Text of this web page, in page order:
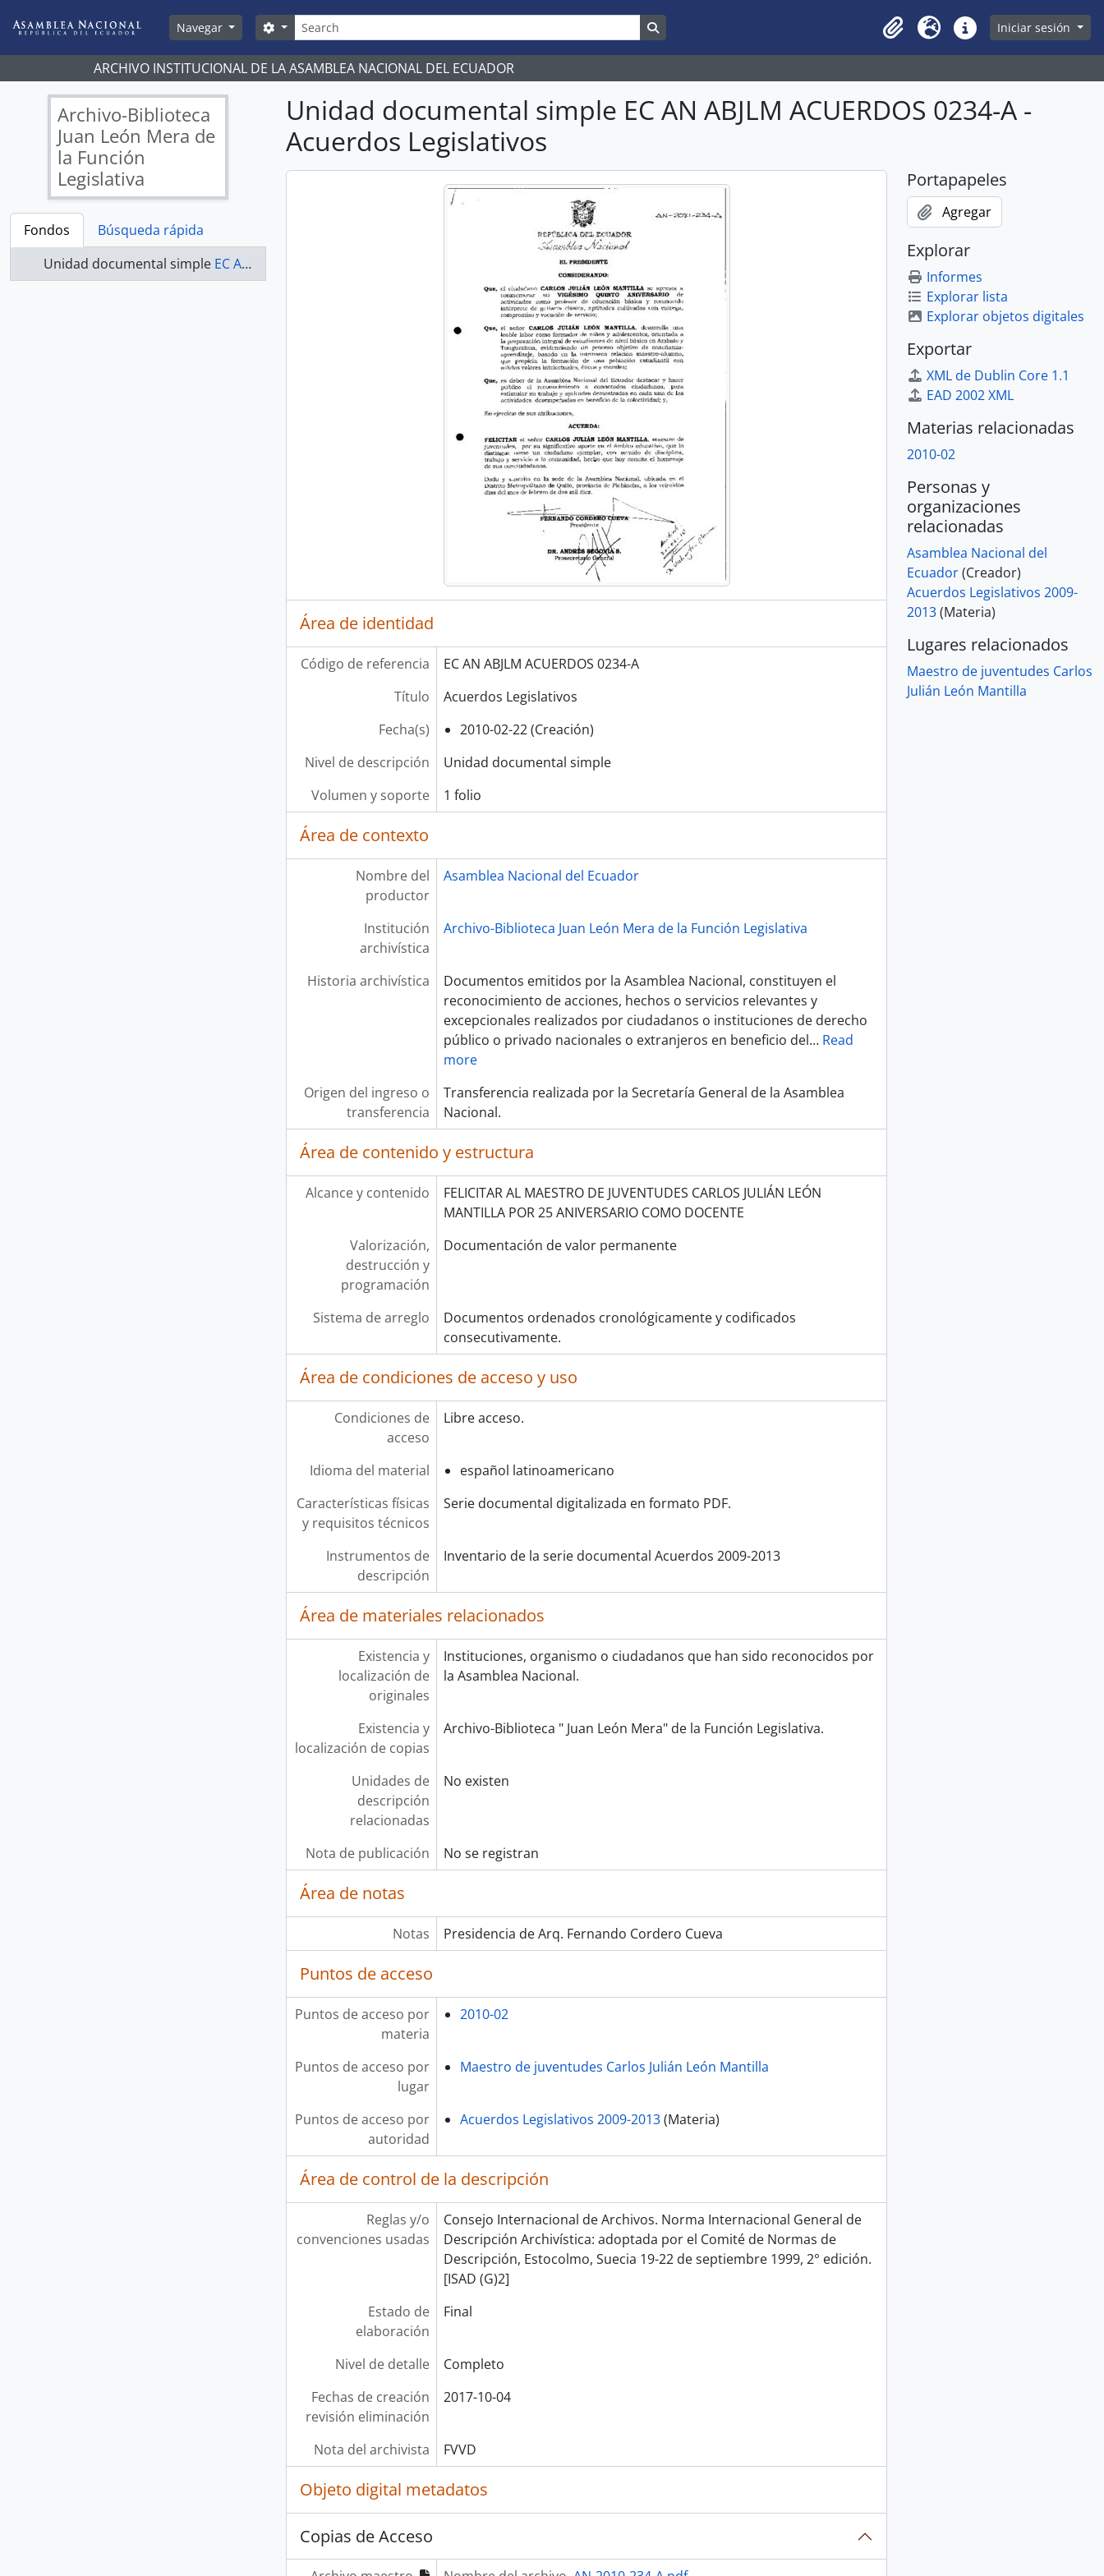
Navegar
Búsqueda
Search options
Clipboard
Idioma Enlaces rápidos
Iniciar sesión
ARCHIVO INSTITUCIONAL DE LA ASAMBLEA NACIONAL DEL ECUADOR
Archivo-Biblioteca
Juan León Mera de
la Función
Legislativa
Fondos
Búsqueda rápida
Unidad documental simple EC AN ABJLM ACUERDOS 0234-A - Acuerdos Legislativos
Unidad documental simple EC AN ABJLM ACUERDOS 0234-A -
Acuerdos Legislativos
Área de identidad
Código de referencia
EC AN ABJLM ACUERDOS 0234-A
Título
Acuerdos Legislativos
Fecha(s)
2010-02-22 (Creación)
Nivel de descripción
Unidad documental simple
Volumen y soporte
1 folio
Área de contexto
Nombre del
productor
Asamblea Nacional del Ecuador
Institución
archivística
Archivo-Biblioteca Juan León Mera de la Función Legislativa
Historia archivística
Documentos emitidos por la Asamblea Nacional, constituyen el
reconocimiento de acciones, hechos o servicios relevantes y
excepcionales realizados por ciudadanos o instituciones de derecho
público o privado nacionales o extranjeros en beneficio del… Read
more
Origen del ingreso o
transferencia
Transferencia realizada por la Secretaría General de la Asamblea
Nacional.
Área de contenido y estructura
Alcance y contenido
FELICITAR AL MAESTRO DE JUVENTUDES CARLOS JULIÁN LEÓN
MANTILLA POR 25 ANIVERSARIO COMO DOCENTE
Valorización,
destrucción y
programación
Documentación de valor permanente
Sistema de arreglo
Documentos ordenados cronológicamente y codificados
consecutivamente.
Área de condiciones de acceso y uso
Condiciones de
acceso
Libre acceso.
Idioma del material
español latinoamericano
Características físicas
y requisitos técnicos
Serie documental digitalizada en formato PDF.
Instrumentos de
descripción
Inventario de la serie documental Acuerdos 2009-2013
Área de materiales relacionados
Existencia y
localización de
originales
Instituciones, organismo o ciudadanos que han sido reconocidos por
la Asamblea Nacional.
Existencia y
localización de copias
Archivo-Biblioteca " Juan León Mera" de la Función Legislativa.
Unidades de
descripción
relacionadas
No existen
Nota de publicación No se registran
Área de notas
Notas Presidencia de Arq. Fernando Cordero Cueva
Puntos de acceso
Puntos de acceso por
materia
2010-02
Puntos de acceso por
lugar
Maestro de juventudes Carlos Julián León Mantilla
Puntos de acceso por
autoridad
Acuerdos Legislativos 2009-2013(Materia)
Área de control de la descripción
Reglas y/o
convenciones usadas
Consejo Internacional de Archivos. Norma Internacional General de
Descripción Archivística: adoptada por el Comité de Normas de
Descripción, Estocolmo, Suecia 19-22 de septiembre 1999, 2° edición.
[ISAD (G)2]
Estado de
elaboración
Final
Nivel de detalle
Completo
Fechas de creación
revisión eliminación
2017-10-04
Nota del archivista FVVD
Objeto digital metadatos
Copias de Acceso
Portapapeles
Agregar
Explorar
Informes
Explorar lista
Explorar objetos digitales
Exportar
XML de Dublin Core 1.1
EAD 2002 XML
Materias relacionadas
2010-02
Personas y
organizaciones
relacionadas
Asamblea Nacional del
Ecuador(Creador)
Acuerdos Legislativos 2009-
2013(Materia)
Lugares relacionados
Maestro de juventudes Carlos
Julián León Mantilla